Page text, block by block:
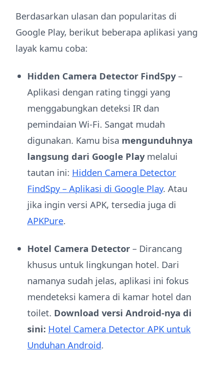
Berdasarkan ulasan dan popularitas di
Google Play, berikut beberapa aplikasi yang
layak kamu coba:
Hidden Camera Detector FindSpy–
Aplikasi dengan rating tinggi yang
menggabungkan deteksi IR dan
pemindaian Wi-Fi. Sangat mudah
digunakan. Kamu bisa mengunduhnya
langsung dari Google Playmelalui
tautan ini: Hidden Camera Detector
FindSpy – Aplikasi di Google Play. Atau
jika ingin versi APK, tersedia juga di
APKPure.
Hotel Camera Detector – Dirancang
khusus untuk lingkungan hotel. Dari
namanya sudah jelas, aplikasi ini fokus
mendeteksi kamera di kamar hotel dan
toilet. Download versi Android-nya di
sini: Hotel Camera Detector APK untuk
Unduhan Android.